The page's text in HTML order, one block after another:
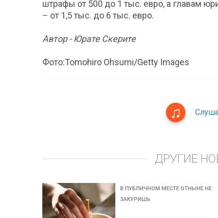
штрафы от 500 до 1 тыс. евро, а главам
– от 1,5 тыс. до 6 тыс. евро.
Автор - Юрате Скерите
Фото:Tomohiro Ohsumi/Getty Images
ДРУГИЕ
В ПУБЛИЧНОМ МЕСТЕ ОТНЫНЕ НЕ
ЗАКУРИШЬ